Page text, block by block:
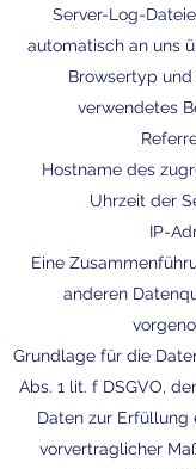
Server-Log-
automatisch an uns
Browsertyp und
verwendetes
Hostname des
Uhrzeit der
IP-
Eine
anderen
Grundlage für die
Abs. 1 lit. f DSGVO,
Daten zur Erfüllung
vorvertraglicher